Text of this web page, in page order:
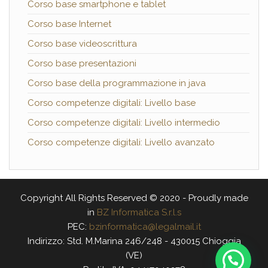
Corso base smartphone e tablet
Corso base Internet
Corso base videoscrittura
Corso base presentazioni
Corso base della programmazione in java
Corso competenze digitali: Livello base
Corso competenze digitali: Livello intermedio
Corso competenze digitali: Livello avanzato
Copyright All Rights Reserved © 2020 - Proudly made
in BZ Informatica S.r.l.s
PEC: bzinformatica@legalmail.it
Indirizzo: Std. M.Marina 246/248 - 430015 Chioggia
(VE)